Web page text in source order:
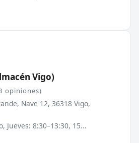
Vigo)
opiniones)
Nave 12, 36318 Vigo,
Jueves: 8:30–13:30, 15...